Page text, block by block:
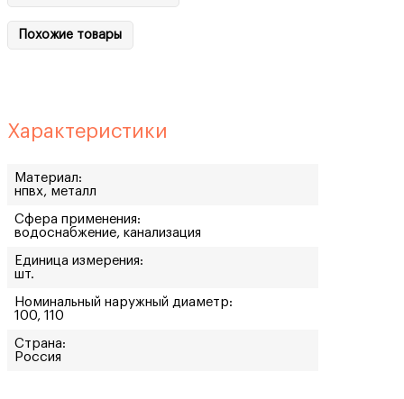
Похожие товары
Характеристики
Материал:
нпвх, металл
Сфера применения:
водоснабжение, канализация
Единица измерения:
шт.
Номинальный наружный диаметр:
100, 110
Страна:
Россия